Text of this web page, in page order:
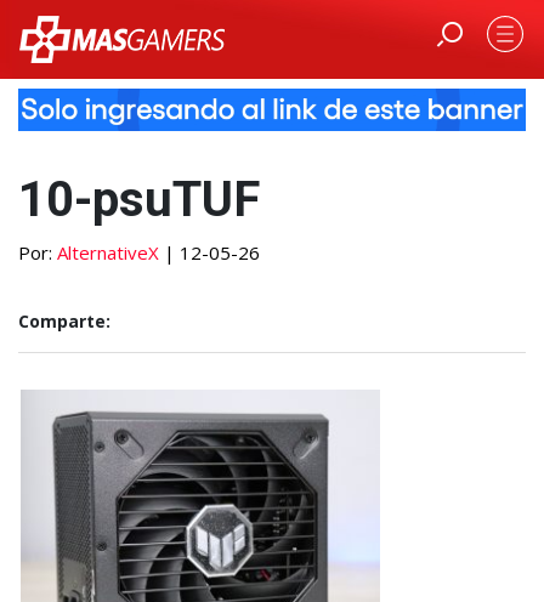
10-psuTUF
Por: AlternativeX | 12-05-26
Comparte: